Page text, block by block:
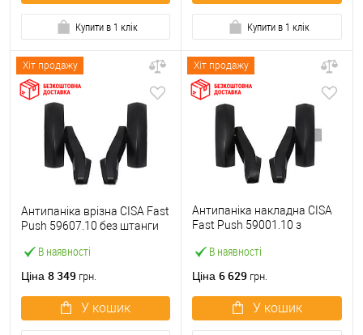
Купити в 1 клік Купити в 1 клік
Хіт продажу
В наявності
Антипаніка врізна CISA Fast
Push 59607.10 без штанги
Ціна 8 349 грн.
У кошик
Хіт продажу
В наявності
Антипаніка накладна CISA
Fast Push 59001.10 з
Ціна 6 629 грн.
У кошик